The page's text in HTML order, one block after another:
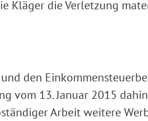
Kläger die Verletzung
den
vom 13. Januar 2015
Arbeit weitere